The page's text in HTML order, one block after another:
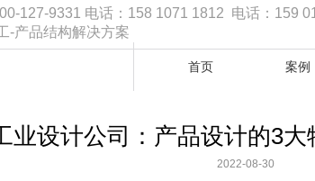
127-9331 电话：158 1071 1812 电话：159
-产品结构解决方案
首页 案例
业设计公司：产品设计的3
2022-08-30